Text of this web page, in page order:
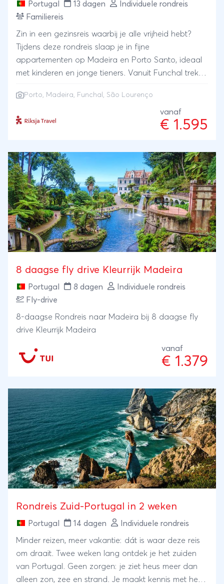
Portugal 13 dagen
Individuele rondreis
Familiereis
Zin in een gezinsreis waarbij je alle vrijheid hebt?
Tijdens deze rondreis slaap je in fijne
appartementen op Madeira en Porto Santo, ideaal
met kinderen en jonge tieners. Vanuit Funchal trek je
het spectaculaire São Lourenço, en ga je walvissen
en dolfijnen spotten op de oceaan. Daarna is het
tijd voor ontspanning op Porto Santo, waar je zo
per kajak de kust verkent. Een perfecte mix van
actief buiten zijn en relaxed eilandgevoel, helemaal
in je eigen tempo.
Porto, Madeira, Funchal, São Lourenço
vanaf
€ 1.595
8 daagse fly drive Kleurrijk Madeira
Portugal 8 dagen
Individuele rondreis
Fly-drive
8-daagse Rondreis naar Madeira bij 8 daagse fly
drive Kleurrijk Madeira
vanaf
€ 1.379
Rondreis Zuid-Portugal in 2 weken
Portugal 14 dagen Individuele rondreis
Minder reizen, meer vakantie: dát is waar deze reis
om draait. Twee weken lang ontdek je het zuiden
van Portugal. Geen zorgen: je ziet heus meer dan
alleen zon, zee en strand. Je maakt kennis met het